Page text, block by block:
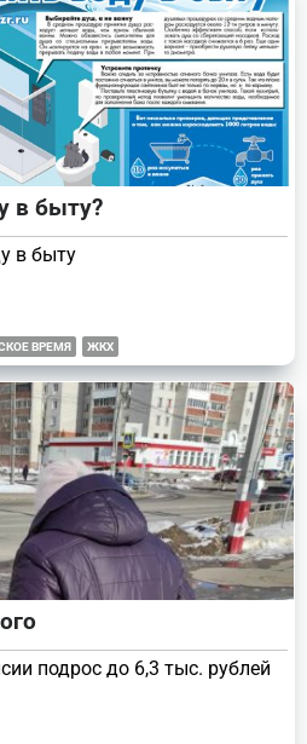
в быту?
в быту
ВРЕМЯ ЖКХ
подрос до 6,3 тыс. рублей